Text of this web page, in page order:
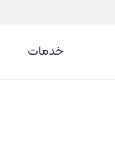
خدمات